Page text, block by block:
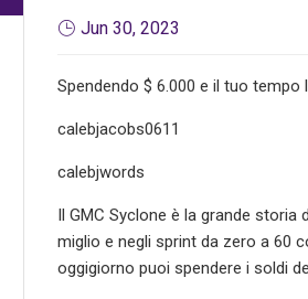
Jun 30, 2023
Spendendo $ 6.000 e il tuo
calebjacobs0611
calebjwords
Il GMC Syclone è la grande
miglio e negli sprint da zero a 60
oggigiorno puoi spendere i soldi